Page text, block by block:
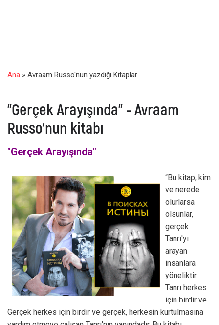
Ana » Avraam Russo'nun yazdığı Kitaplar
"Gerçek Arayışında" - Avraam
Russo'nun kitabı
"Gerçek Arayışında"
“Bu kitap, kim
ve nerede
olurlarsa
olsunlar,
gerçek
Tanrı'yı ​​
arayan
insanlara
yöneliktir.
Tanrı herkes
için birdir ve
Gerçek herkes için birdir ve gerçek, herkesin kurtulmasına